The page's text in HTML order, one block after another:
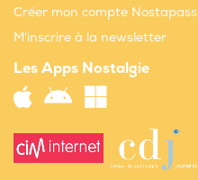
Créer mon compte Nostapass
M'inscrire à la newsletter
Les Apps Nostalgie